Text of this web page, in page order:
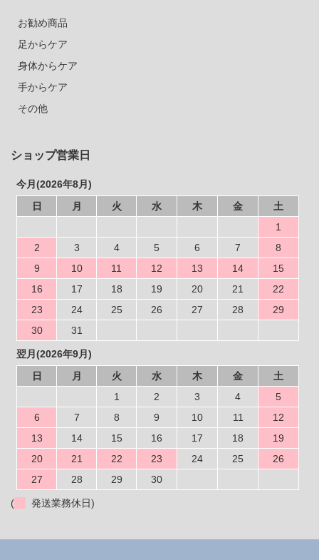
お勧め商品
足からケア
身体からケア
手からケア
その他
ショップ営業日
今月(2026年8月)
日
月 火 水 木 金
土
1
2
3 4 5 6 7
8
9
10 11 12 13 14
15
16
17 18 19 20 21
22
23
24 25 26 27 28
29
30
31
翌月(2026年9月)
日
月 火 水 木 金
土
1
2 3 4
5
6
7 8 9 10 11
12
13
14 15 16 17 18
19
20
21 22 23 24 25
26
27
28 29 30
( 発送業務休日)